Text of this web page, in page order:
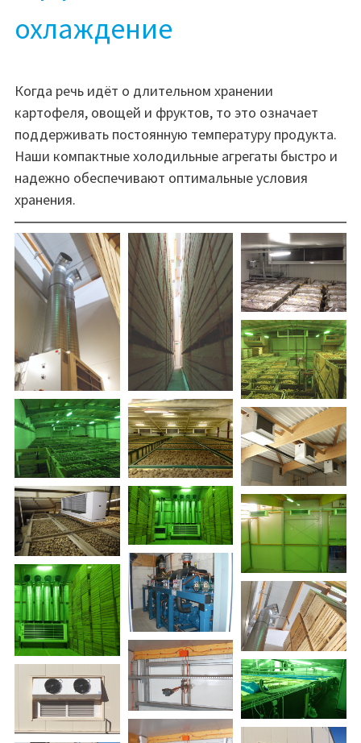
охлаждение
Когда речь идёт о длительном хранении
картофеля, овощей и фруктов, то это означает
поддерживать постоянную температуру продукта.
Наши компактные холодильные агрегаты быстро и
надежно обеспечивают оптимальные условия
хранения.